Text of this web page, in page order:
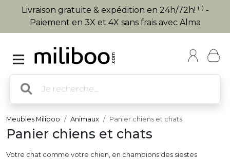
Livraison gratuite & expédition en 24h/72h! (1) -
Paiement en 3X et 4X sans frais avec Alma
Meubles Miliboo Animaux Panier chiens et chats
Panier chiens et chats
Votre chat comme votre chien, en champions des siestes